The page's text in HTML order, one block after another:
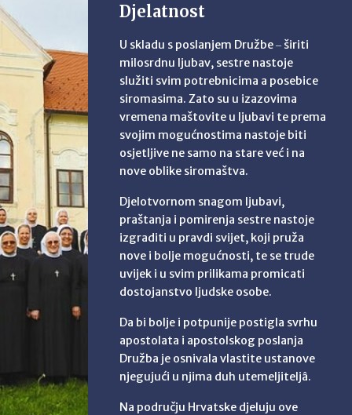
Djelatnost
U skladu s poslanjem Družbe ‒ širiti
milosrdnu ljubav, sestre nastoje
služiti svim potrebnicima a posebice
siromasima. Zato su u izazovima
vremena maštovite u ljubavi te prema
svojim mogućnostima nastoje biti
osjetljive ne samo na stare već i na
nove oblike siromaštva.
Djelotvornom snagom ljubavi,
praštanja i pomirenja sestre nastoje
izgraditi u pravdi svijet, koji pruža
nove i bolje mogućnosti, te se trude
uvijek i u svim prilikama promicati
dostojanstvo ljudske osobe.
Da bi bolje i potpunije postigla svrhu
apostolata i apostolskog poslanja
Družba je osnivala vlastite ustanove
njegujući u njima duh utemeljiteljâ.
Na području Hrvatske djeluju ove